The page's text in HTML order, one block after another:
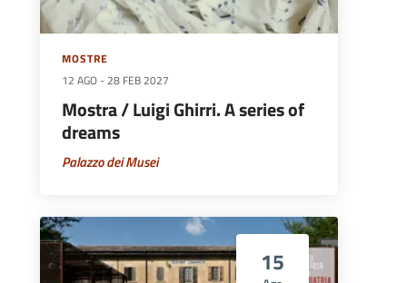
MOSTRE
12 AGO -28 FEB 2027
Mostra / Luigi Ghirri. A series of
dreams
Palazzo dei Musei
15